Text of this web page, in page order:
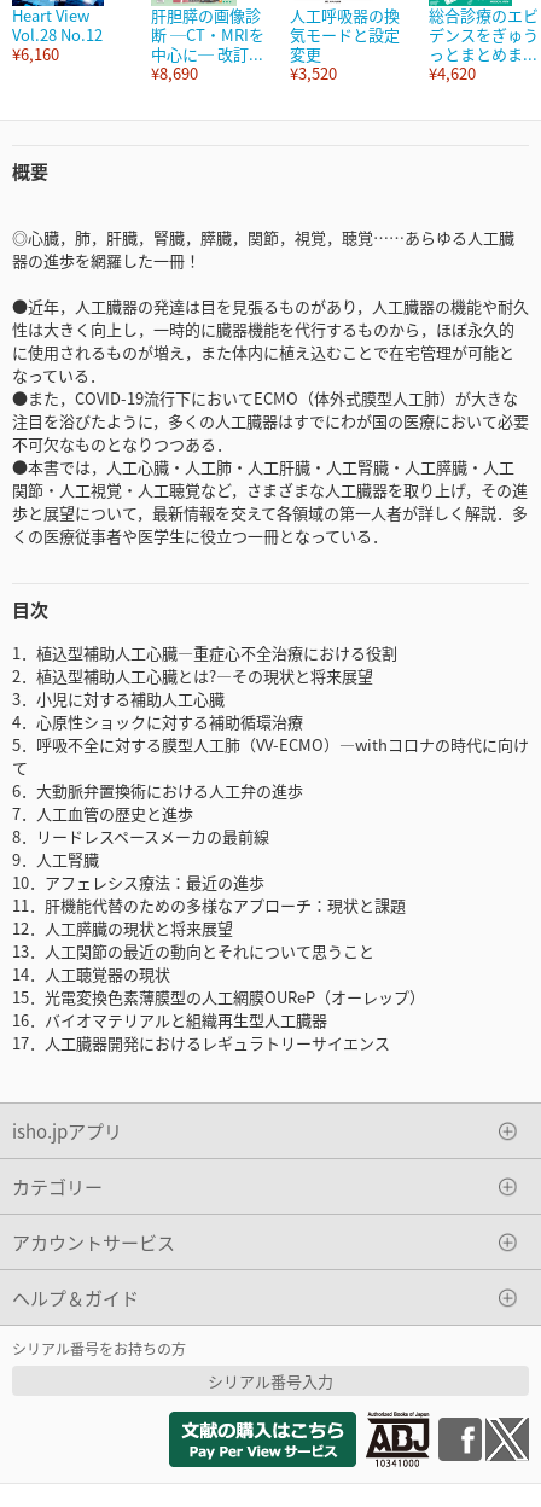
Heart View
Vol.28 No.12
¥6,160
肝胆膵の画像診
断 ─CT・MRIを
中心に─ 改訂...
¥8,690
人工呼吸器の換
気モードと設定
変更
¥3,520
総合診療のエビ
デンスをぎゅう
っとまとめま...
¥4,620
概要
◎心臓，肺，肝臓，腎臓，膵臓，関節，視覚，聴覚……あらゆる人工臓
器の進歩を網羅した一冊！
●近年，人工臓器の発達は目を見張るものがあり，人工臓器の機能や耐久
性は大きく向上し，一時的に臓器機能を代行するものから，ほぼ永久的
に使用されるものが増え，また体内に植え込むことで在宅管理が可能と
なっている．
●また，COVID-19流行下においてECMO（体外式膜型人工肺）が大きな
注目を浴びたように，多くの人工臓器はすでにわが国の医療において必要
不可欠なものとなりつつある．
●本書では，人工心臓・人工肺・人工肝臓・人工腎臓・人工膵臓・人工
関節・人工視覚・人工聴覚など，さまざまな人工臓器を取り上げ，その進
歩と展望について，最新情報を交えて各領域の第一人者が詳しく解説．多
くの医療従事者や医学生に役立つ一冊となっている．
目次
1．植込型補助人工心臓―重症心不全治療における役割
2．植込型補助人工心臓とは?―その現状と将来展望
3．小児に対する補助人工心臓
4．心原性ショックに対する補助循環治療
5．呼吸不全に対する膜型人工肺（VV-ECMO）―withコロナの時代に向け
て
6．大動脈弁置換術における人工弁の進歩
7．人工血管の歴史と進歩
8．リードレスペースメーカの最前線
9．人工腎臓
10．アフェレシス療法：最近の進歩
11．肝機能代替のための多様なアプローチ：現状と課題
12．人工膵臓の現状と将来展望
13．人工関節の最近の動向とそれについて思うこと
14．人工聴覚器の現状
15．光電変換色素薄膜型の人工網膜OUReP（オーレップ）
16．バイオマテリアルと組織再生型人工臓器
17．人工臓器開発におけるレギュラトリーサイエンス
isho.jpアプリ
カテゴリー
アカウントサービス
ヘルプ＆ガイド
シリアル番号をお持ちの方
シリアル番号入力